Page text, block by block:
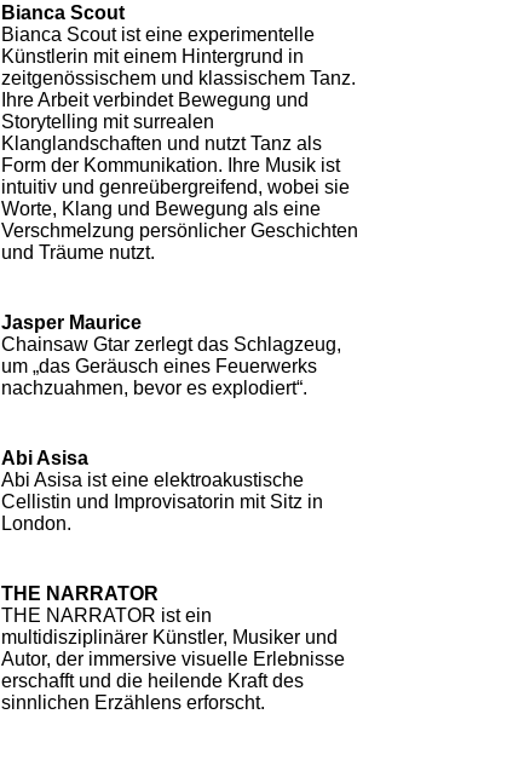
Bianca Scout
Bianca Scout ist eine experimentelle
Künstlerin mit einem Hintergrund in
zeitgenössischem und klassischem Tanz.
Ihre Arbeit verbindet Bewegung und
Storytelling mit surrealen
Klanglandschaften und nutzt Tanz als
Form der Kommunikation. Ihre Musik ist
intuitiv und genreübergreifend, wobei sie
Worte, Klang und Bewegung als eine
Verschmelzung persönlicher Geschichten
und Träume nutzt.
Jasper Maurice
Chainsaw Gtar zerlegt das Schlagzeug,
um „das Geräusch eines Feuerwerks
nachzuahmen, bevor es explodiert“.
Abi Asisa
Abi Asisa ist eine elektroakustische
Cellistin und Improvisatorin mit Sitz in
London.
THE NARRATOR
THE NARRATOR ist ein
multidisziplinärer Künstler, Musiker und
Autor, der immersive visuelle Erlebnisse
erschafft und die heilende Kraft des
sinnlichen Erzählens erforscht.